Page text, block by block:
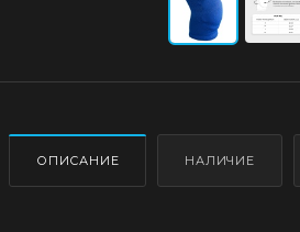
ОПИСАНИЕ НАЛИЧИЕ